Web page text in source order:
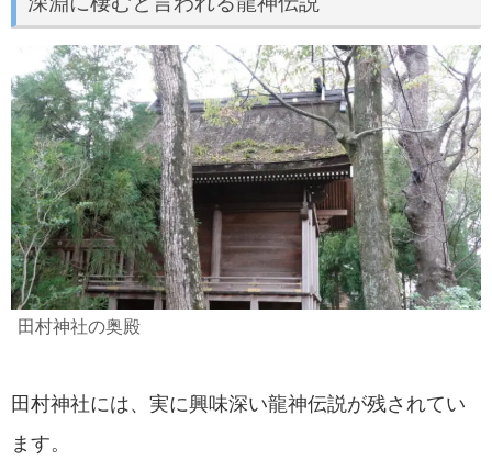
田村神社の奥殿
田村神社には、実に興味深い龍神伝説が残されてい
ます。